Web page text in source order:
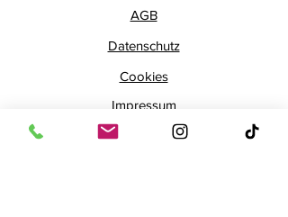
AGB
Datenschutz
Cookies
Impressum
Widerrufsrecht